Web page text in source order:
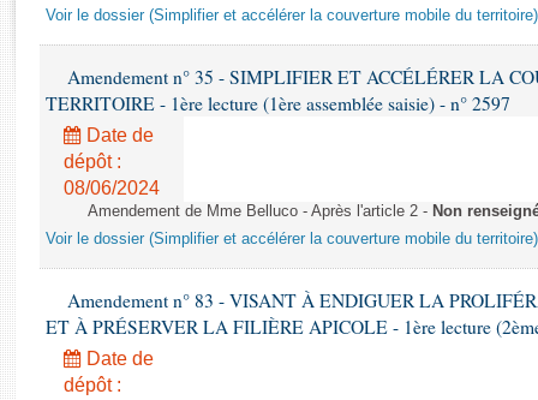
Dossiers législatifs
Budget et sécurité sociale
Comptes rendus des débats
Voir le dossier (Simplifier et accélérer la couverture mobile du territoire)
Amendement n° 35 - SIMPLIFIER ET ACCÉLÉRER LA
TERRITOIRE - 1ère lecture (1ère assemblée saisie) - n° 2597
Date de
dépôt :
08/06/2024
Amendement de Mme Belluco - Après l'article 2 - Non
Voir le dossier (Simplifier et accélérer la couverture mobile du territoire)
Amendement n° 83 - VISANT À ENDIGUER LA
ET À PRÉSERVER LA FILIÈRE APICOLE - 1ère lecture
Date de
dépôt :